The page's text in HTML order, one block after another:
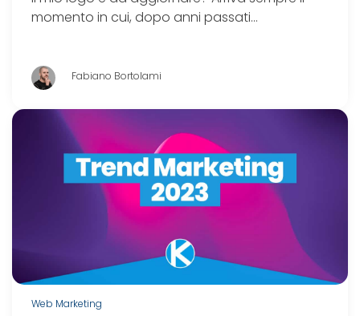
momento in cui, dopo anni passati…
Fabiano Bortolami
Web Marketing